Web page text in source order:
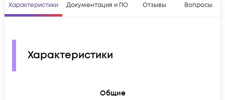
Характеристики Документация и ПО Отзывы Вопросы
Характеристики
Общие